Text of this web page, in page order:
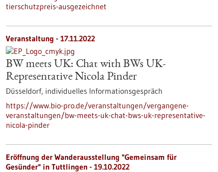
tierschutzpreis-ausgezeichnet
Veranstaltung - 17.11.2022
BW meets UK: Chat with BWs UK-
Representative Nicola Pinder
Düsseldorf, individuelles Informationsgespräch
https://www.bio-pro.de/veranstaltungen/vergangene-
veranstaltungen/bw-meets-uk-chat-bws-uk-representative-
nicola-pinder
Eröffnung der Wanderausstellung "Gemeinsam für
Gesünder" in Tuttlingen - 19.10.2022